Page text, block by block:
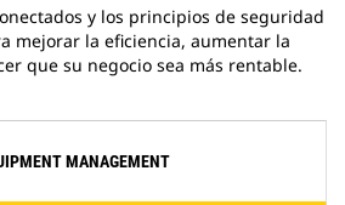
y los principios de seguridad
mejorar la eficiencia, aumentar la
que su negocio sea más rentable.
MANAGEMENT